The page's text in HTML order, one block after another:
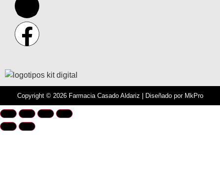
Copyright © 2026 Farmacia Casado Aldariz | Diseñado por MkPro